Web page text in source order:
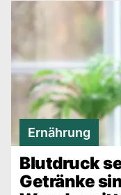
Ernährung
Blutdruck
Getränke